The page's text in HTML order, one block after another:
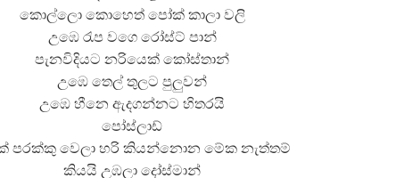
කොල්ලො කොහෙත් පෝක් කාලා වලි
උඹෙ රැප වගෙ රෝස්ට් පාන්
පැනවිදියට නරියෙක් කෝස්තාන්
උඹෙ තෙල් තුලට පුලුවන්
උඹෙ හීනෙ ඇදගන්නට හිතරයි
පෝස්ලාඩ්
පරක්කු වෙලා හරි කියන්නොන මේක නැත්තම්
කියයි උඹලා දෝස්මාන්